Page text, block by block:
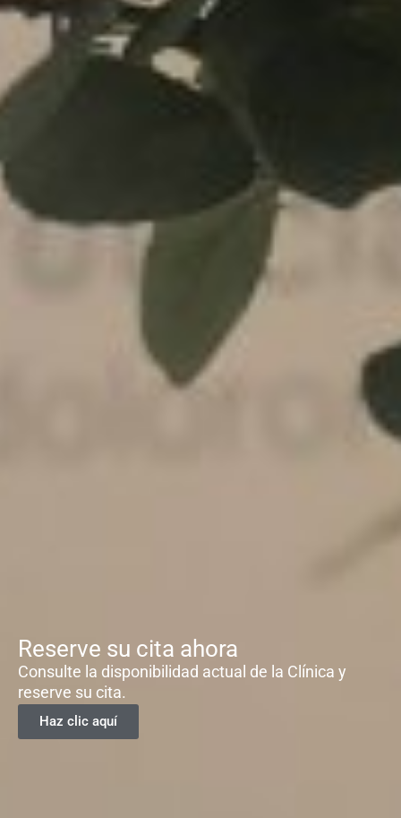
Reserve su cita ahora
Consulte la disponibilidad actual de la Clínica y
reserve su cita.
Haz clic aquí